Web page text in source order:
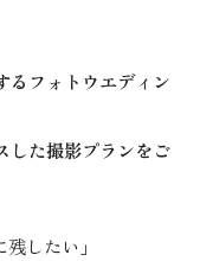
るフォトウエディン
した撮影プランをご
したい」